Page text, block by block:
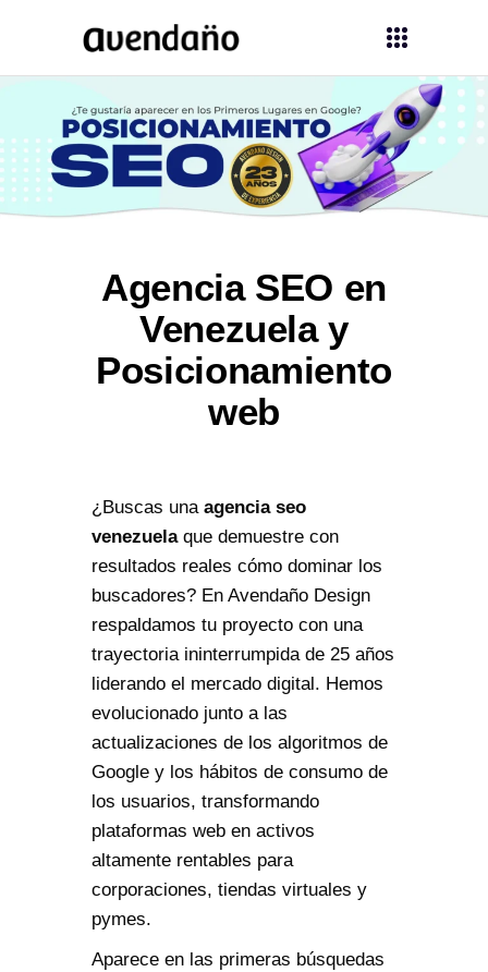
Agencia SEO en
Venezuela y
Posicionamiento
web
¿Buscas una agencia seo
venezuelaque demuestre con
resultados reales cómo dominar los
buscadores? En Avendaño Design
respaldamos tu proyecto con una
trayectoria ininterrumpida de 25 años
liderando el mercado digital. Hemos
evolucionado junto a las
actualizaciones de los algoritmos de
Google y los hábitos de consumo de
los usuarios, transformando
plataformas web en activos
altamente rentables para
corporaciones, tiendas virtuales y
pymes.
Aparece en las primeras búsquedas